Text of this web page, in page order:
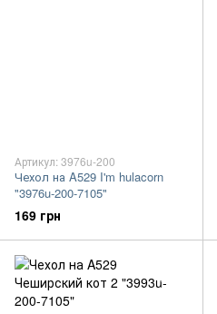
Артикул: 3976u-200
Чехол на A529 I'm hulacorn
"3976u-200-7105"
169 грн